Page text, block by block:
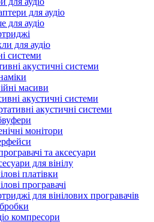
для аудіо
для аудіо
для аудіо
системи
акустичні системи
масиви
акустичні системи
акустичні системи
монітори
та аксесуари
для вінілу
платівки
програвачі
для вінілових програвачів
компресори